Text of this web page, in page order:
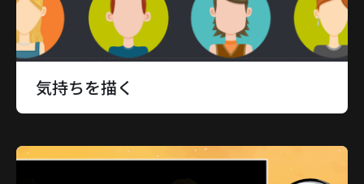
気持ちを描く